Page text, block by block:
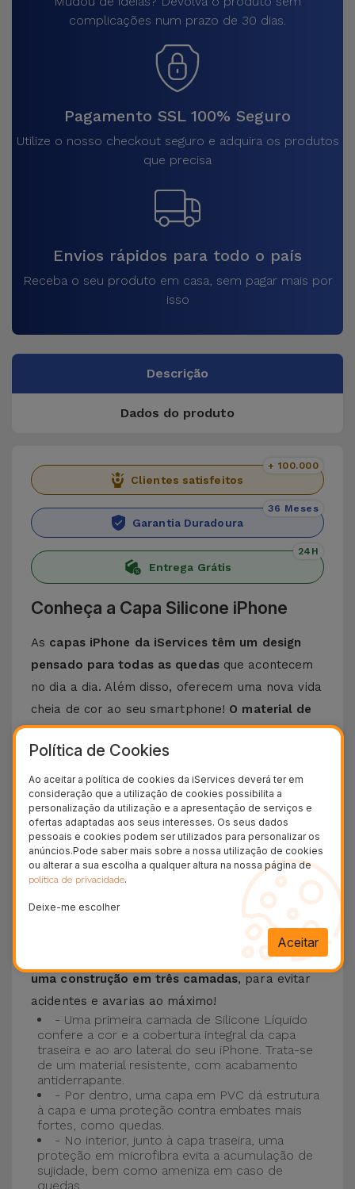
complicações num prazo de 30 dias.
Pagamento SSL 100% Seguro
Utilize o nosso checkout seguro e adquira os produtos
que precisa
Envios rápidos para todo o país
Receba o seu produto em casa, sem pagar mais por
isso
Descrição
Dados do produto
Clientes satisfeitos
+ 100.000
Garantia Duradoura
36 Meses
Entrega Grátis
24H
Conheça a Capa Silicone iPhone
As capas iPhone da iServices têm um design
pensado para todas as quedasque acontecem
no dia a dia. Além disso, oferecem uma nova vida
cheia de cor ao seu smartphone! O material de
silicone líquido permite que o telemóvel não
escorregue da mão e é resistente a riscos
Esta Capa é compatível com os modelosiPhone
15, 14, 13, 12 entre outros bem como os mais
recentes modelos da Apple, o iPhone 16e
iPhone 17.
Proteção de 3 camadas com as Capas
Capas Silicone iPhone contam com
uma construção robusta e de qualidade, com
uma construção em três camadas, para evitar
acidentes e avarias ao máximo!
- Uma primeira camada de Silicone Líquido
confere a cor e a cobertura integral da capa
traseira e ao aro lateral do seu iPhone. Trata-se
de um material resistente, com acabamento
antiderrapante.
- Por dentro, uma capa em PVC dá estrutura
à capa e uma proteção contra embates mais
fortes, como quedas.
- No interior, junto à capa traseira, uma
proteção em microfibra evita a acumulação de
sujidade, bem como ameniza em caso de
quedas.
Política de Cookies
Ao aceitar a política de cookies da iServices deverá ter em
consideração que a utilização de cookies possibilita a
personalização da utilização e a apresentação de serviços e
ofertas adaptadas aos seus interesses. Os seus dados
pessoais e cookies podem ser utilizados para personalizar os
anúncios.Pode saber mais sobre a nossa utilização de cookies
ou alterar a sua escolha a qualquer altura na nossa página de
política de privacidade.
Deixe-me escolher
Aceitar